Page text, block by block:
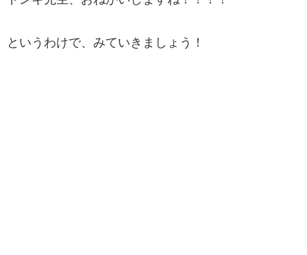
というわけで、みていきましょう！